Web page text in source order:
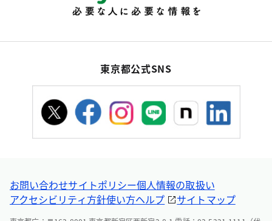
東京都公式SNS
お問い合わせサイトポリシー個人情報の取扱い
アクセシビリティ方針使い方ヘルプ サイトマップ